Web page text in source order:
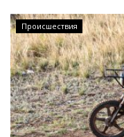
Происшествия